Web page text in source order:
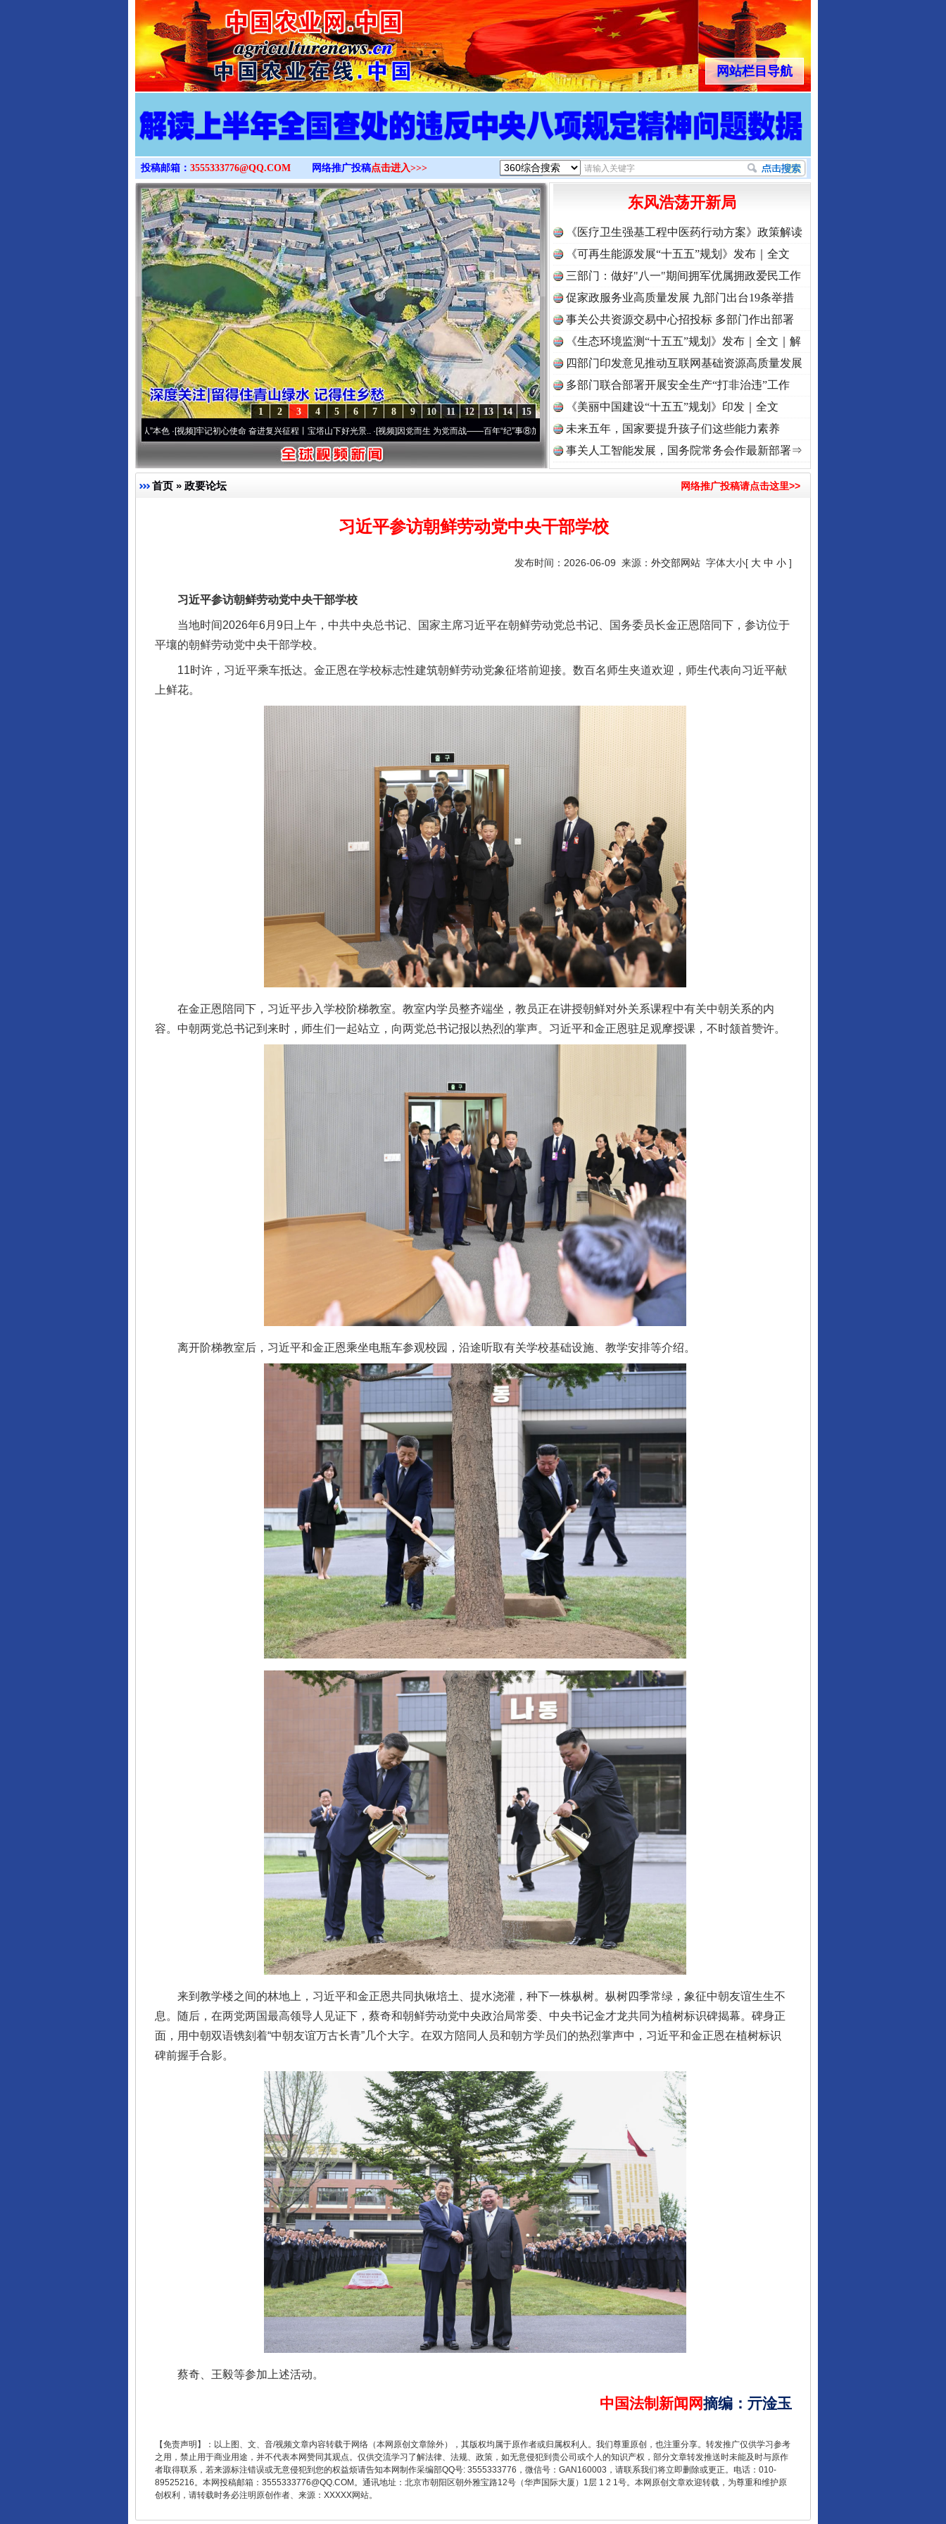
>
网站栏目导航
投稿邮箱： 3555333776@QQ.COM 网络推广投稿点击进入>>>
15
14
13
12
11
10
9
8
7
6
5
4
3
2
1
牢记初心使命 奋进复兴征程丨宝塔山下好光景..·[视频]因党而生 为党而战——百年“纪”事⑧加强纪律..·[视频] 牢记初心使命 奋进复兴征程丨“转折之城”激荡..·[视频]牢记初心使命 奋进复兴征程丨红船起航处 潮起..
东风浩荡开新局
《医疗卫生强基工程中医药行动方案》政策解读
《可再生能源发展“十五五”规划》发布｜全文
三部门：做好"八一"期间拥军优属拥政爱民工作
促家政服务业高质量发展 九部门出台19条举措
事关公共资源交易中心招投标 多部门作出部署
《生态环境监测“十五五”规划》发布｜全文｜解
读
四部门印发意见推动互联网基础资源高质量发展
多部门联合部署开展安全生产“打非治违”工作
《美丽中国建设“十五五”规划》印发｜全文
未来五年，国家要提升孩子们这些能力素养
事关人工智能发展，国务院常务会作最新部署⇒
首页 » 政要论坛 网络推广投稿请点击这里>>
习近平参访朝鲜劳动党中央干部学校
发布时间：2026-06-09 来源： 外交部网站 字体大小[ 大 中 小 ]
习近平参访朝鲜劳动党中央干部学校
当地时间2026年6月9日上午，中共中央总书记、国家主席习近平在朝鲜劳动党总书记、国务委员长金正恩陪同下，参访位于
平壤的朝鲜劳动党中央干部学校。
11时许，习近平乘车抵达。金正恩在学校标志性建筑朝鲜劳动党象征塔前迎接。数百名师生夹道欢迎，师生代表向习近平献
上鲜花。
在金正恩陪同下，习近平步入学校阶梯教室。教室内学员整齐端坐，教员正在讲授朝鲜对外关系课程中有关中朝关系的内
容。中朝两党总书记到来时，师生们一起站立，向两党总书记报以热烈的掌声。习近平和金正恩驻足观摩授课，不时颔首赞许。
离开阶梯教室后，习近平和金正恩乘坐电瓶车参观校园，沿途听取有关学校基础设施、教学安排等介绍。
来到教学楼之间的林地上，习近平和金正恩共同执锹培土、提水浇灌，种下一株枞树。枞树四季常绿，象征中朝友谊生生不
息。随后，在两党两国最高领导人见证下，蔡奇和朝鲜劳动党中央政治局常委、中央书记金才龙共同为植树标识碑揭幕。碑身正
面，用中朝双语镌刻着“中朝友谊万古长青”几个大字。在双方陪同人员和朝方学员们的热烈掌声中，习近平和金正恩在植树标识
碑前握手合影。
蔡奇、王毅等参加上述活动。
中国法制新闻网摘编 ： 亓淦玉
【免责声明】：以上图、文、音/视频文章内容转载于网络（本网原创文章除外），其版权均属于原作者或归属权利人。我们尊重原创，也注重分享。转发推广仅供学习参考
之用，禁止用于商业用途，并不代表本网赞同其观点。仅供交流学习了解法律、法规、政策，如无意侵犯到贵公司或个人的知识产权，部分文章转发推送时未能及时与原作
者取得联系，若来源标注错误或无意侵犯到您的权益烦请告知本网制作采编部QQ号: 3555333776，微信号：GAN160003，请联系我们将立即删除或更正。电话：010-
89525216。本网投稿邮箱：3555333776@QQ.COM。通讯地址：北京市朝阳区朝外雅宝路12号（华声国际大厦）1层 1 2 1号。本网原创文章欢迎转载，为尊重和维护原
创权利，请转载时务必注明原创作者、来源：XXXXX网站。
完善运行机制助力责任有效落实 一纸欠条伤亲情 巡回调解促和解.. 行业协会接连发公告
东山县通报“牛蛙产品抗生素超标问题” 法徽映军营 权益有保障 让核能赋能千行百业
从数据变化看反腐深化